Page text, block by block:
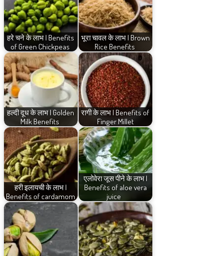
हरे चने के लाभ | Benefits
of Green Chickpeas
भूरा चावल के लाभ | Brown
Rice Benefits
हल्दी दूध के लाभ | Golden
Milk Benefits
रागी के लाभ | Benefits of
Finger Millet
हरी इलायची के लाभ |
Benefits of cardamom
एलोवेरा जूस पीने के लाभ |
Benefits of aloe vera
juice